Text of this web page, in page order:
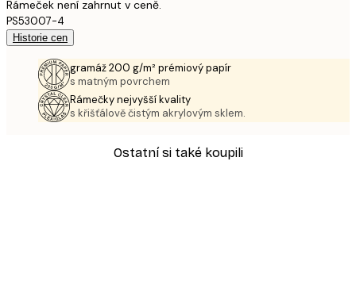
Rámeček není zahrnut v ceně.
PS53007-4
Historie cen
gramáž 200 g/m² prémiový papír
s matným povrchem
Rámečky nejvyšší kvality
s křišťálově čistým akrylovým sklem.
Ostatní si také koupili